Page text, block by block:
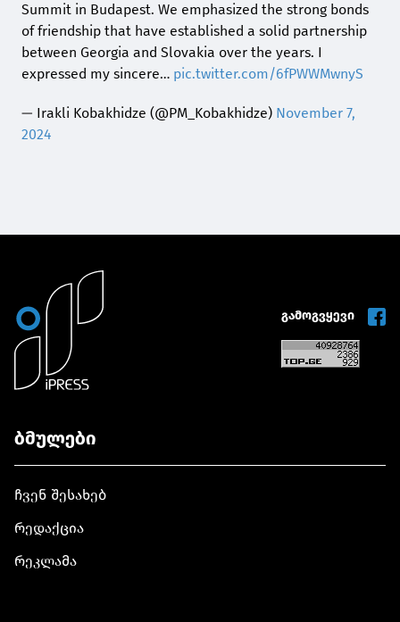
Summit in Budapest. We emphasized the strong bonds
of friendship that have established a solid partnership
between Georgia and Slovakia over the years. I
expressed my sincere… pic.twitter.com/6fPWWMwnyS
— Irakli Kobakhidze (@PM_Kobakhidze) November 7,
2024
გამოგვყევი
ბმულები
ჩვენ შესახებ
რედაქცია
რეკლამა